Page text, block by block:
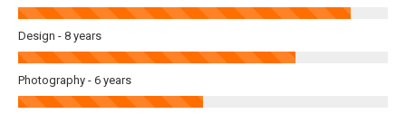
Design - 8 years
Photography - 6 years